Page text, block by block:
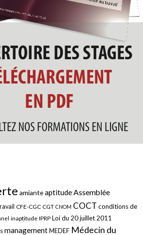
amianteaptitude Assemblée
CFE-CGC CGT CNOM COCT conditions de
inaptitude IPRP Loi du 20 juillet 2011
management MEDEF Médecin du